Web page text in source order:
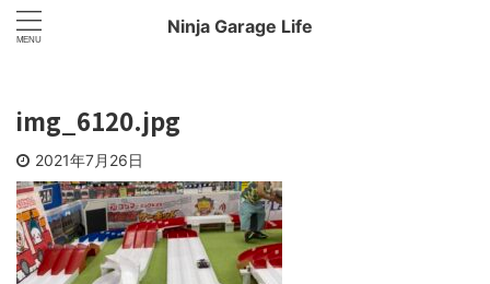
Ninja Garage Life
img_6120.jpg
2021年7月26日